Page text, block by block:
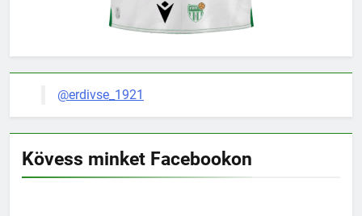
@erdivse_1921
Kövess minket Facebookon